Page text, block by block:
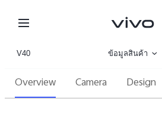
V40 ข้อมูลสินค้า
รูปภาพ
Overview Camera Design